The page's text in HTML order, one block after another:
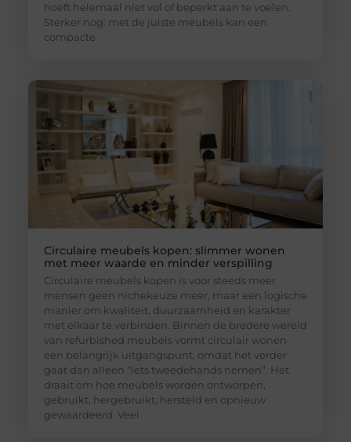
hoeft helemaal niet vol of beperkt aan te voelen.
Sterker nog: met de juiste meubels kan een
compacte
Circulaire meubels kopen: slimmer wonen
met meer waarde en minder verspilling
Circulaire meubels kopen is voor steeds meer
mensen geen nichekeuze meer, maar een logische
manier om kwaliteit, duurzaamheid en karakter
met elkaar te verbinden. Binnen de bredere wereld
van refurbished meubels vormt circulair wonen
een belangrijk uitgangspunt, omdat het verder
gaat dan alleen “iets tweedehands nemen”. Het
draait om hoe meubels worden ontworpen,
gebruikt, hergebruikt, hersteld en opnieuw
gewaardeerd. Veel